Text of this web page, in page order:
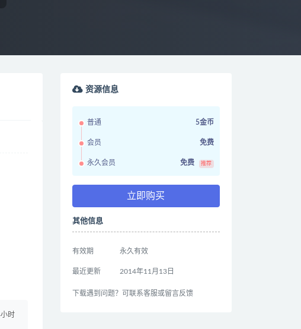
时
资源信息
普通 5金币
会员 免费
永久会员 免费 推荐
立即购买
其他信息
有效期 永久有效
最近更新 2014年11月13日
下载遇到问题？可联系客服或留言反馈